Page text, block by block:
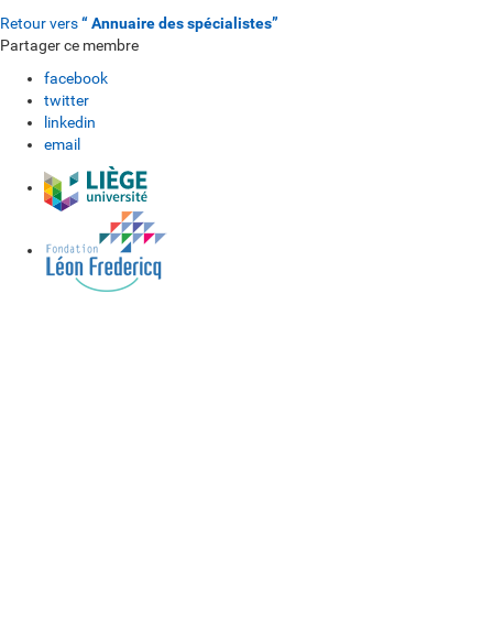
Retour vers“ Annuaire des spécialistes”
Partager ce membre
facebook
twitter
linkedin
email